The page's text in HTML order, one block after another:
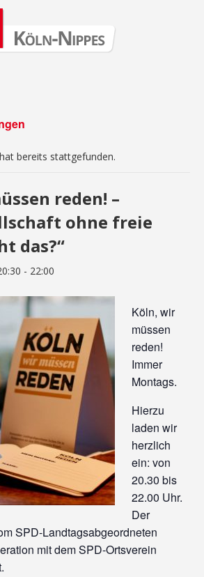
bereits stattgefunden.
reden! –
ohne freie
das?“
- 22:00
Köln, wir
müssen
reden!
Immer
Montags.
Hierzu
laden wir
herzlich
ein: von
20.30 bis
22.00 Uhr.
Der
SPD-Landtagsabgeordneten
mit dem SPD-Ortsverein